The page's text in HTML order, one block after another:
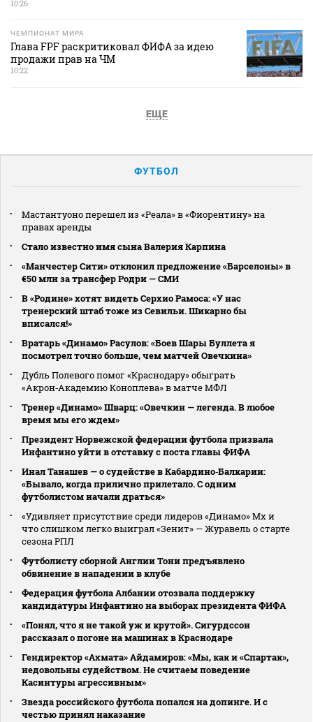
10:26
ЧЕМПИОНАТ МИРА
Глава FPF раскритиковал ФИФА за идею
продажи прав на ЧМ
10:22
ЕЩЕ
ФУТБОЛ
Мастантуоно перешел из «Реала» в «Фиорентину» на
правах аренды
Стало известно имя сына Валерия Карпина
«Манчестер Сити» отклонил предложение «Барселоны» в
€50 млн за трансфер Родри — СМИ
В «Родине» хотят видеть Серхио Рамоса: «У нас
тренерский штаб тоже из Севильи. Шикарно бы
вписался!»
Вратарь «Динамо» Расулов: «Боев Шары Буллета я
посмотрел точно больше, чем матчей Овечкина»
Дубль Полевого помог «Краснодару» обыграть
«Акрон‑Академию Коноплева» в матче МФЛ
Тренер «Динамо» Шварц: «Овечкин — легенда. В любое
время мы его ждем»
Президент Норвежской федерации футбола призвала
Инфантино уйти в отставку с поста главы ФИФА
Инал Танашев — о судействе в Кабардино‑Балкарии:
«Бывало, когда прилично прилетало. С одним
футболистом начали драться»
«Удивляет присутствие среди лидеров «Динамо» Мх и
что слишком легко выиграл «Зенит» — Журавель о старте
сезона РПЛ
Футболисту сборной Англии Тони предъявлено
обвинение в нападении в клубе
Федерация футбола Албании отозвала поддержку
кандидатуры Инфантино на выборах президента ФИФА
«Понял, что я не такой уж и крутой». Сигурдссон
рассказал о погоне на машинах в Краснодаре
Гендиректор «Ахмата» Айдамиров: «Мы, как и «Спартак»,
недовольны судейством. Не считаем поведение
Касинтуры агрессивным»
Звезда российского футбола попался на допинге. И с
честью принял наказание